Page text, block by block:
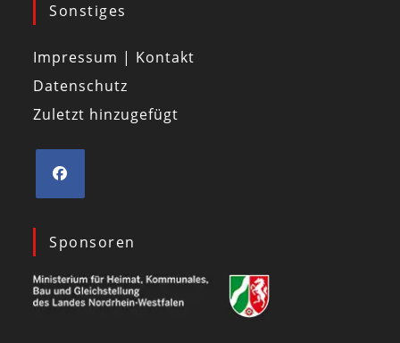
Sonstiges
Impressum | Kontakt
Datenschutz
Zuletzt hinzugefügt
Sponsoren